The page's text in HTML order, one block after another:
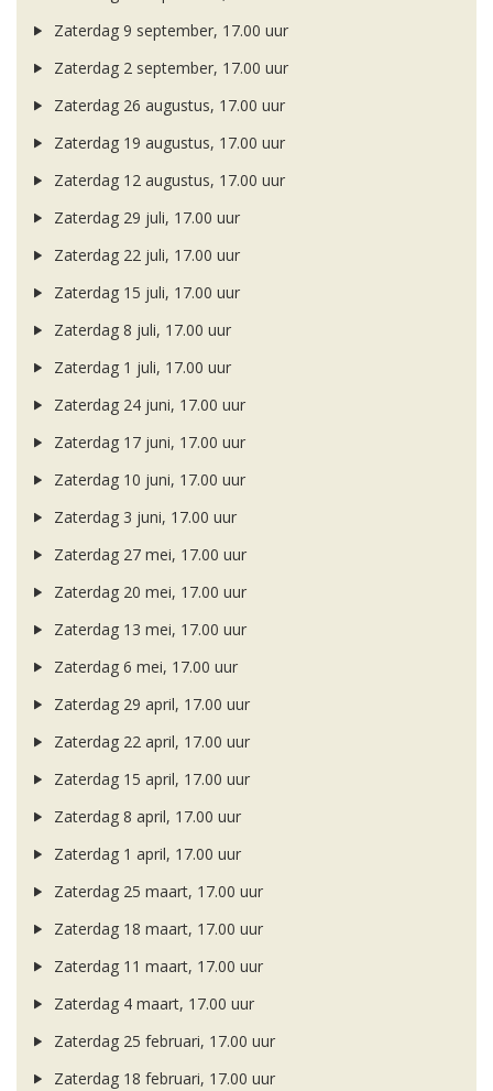
Zaterdag 9 september, 17.00 uur
Zaterdag 2 september, 17.00 uur
Zaterdag 26 augustus, 17.00 uur
Zaterdag 19 augustus, 17.00 uur
Zaterdag 12 augustus, 17.00 uur
Zaterdag 29 juli, 17.00 uur
Zaterdag 22 juli, 17.00 uur
Zaterdag 15 juli, 17.00 uur
Zaterdag 8 juli, 17.00 uur
Zaterdag 1 juli, 17.00 uur
Zaterdag 24 juni, 17.00 uur
Zaterdag 17 juni, 17.00 uur
Zaterdag 10 juni, 17.00 uur
Zaterdag 3 juni, 17.00 uur
Zaterdag 27 mei, 17.00 uur
Zaterdag 20 mei, 17.00 uur
Zaterdag 13 mei, 17.00 uur
Zaterdag 6 mei, 17.00 uur
Zaterdag 29 april, 17.00 uur
Zaterdag 22 april, 17.00 uur
Zaterdag 15 april, 17.00 uur
Zaterdag 8 april, 17.00 uur
Zaterdag 1 april, 17.00 uur
Zaterdag 25 maart, 17.00 uur
Zaterdag 18 maart, 17.00 uur
Zaterdag 11 maart, 17.00 uur
Zaterdag 4 maart, 17.00 uur
Zaterdag 25 februari, 17.00 uur
Zaterdag 18 februari, 17.00 uur